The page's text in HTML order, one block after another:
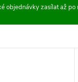
objednávky zasílat až po